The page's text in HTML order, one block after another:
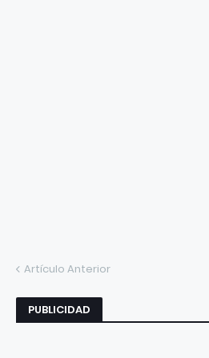
Artículo Anterior
PUBLICIDAD